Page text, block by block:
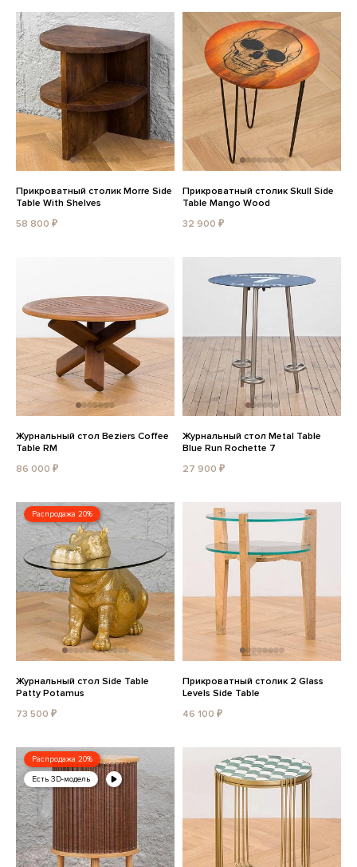
Прикроватный столик Morre Side
Table With Shelves
58 800 ₽
Прикроватный столик Skull Side
Table Mango Wood
32 900 ₽
Журнальный стол Beziers Coffee
Table RM
86 000 ₽
Журнальный стол Metal Table
Blue Run Rochette 7
27 900 ₽
Распродажа 20%
Журнальный стол Side Table
Patty Potamus
73 500 ₽
Прикроватный столик 2 Glass
Levels Side Table
46 100 ₽
Распродажа 20%
Есть 3D-модель